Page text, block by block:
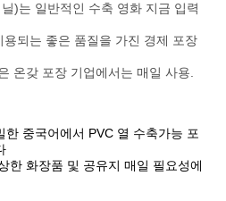
)는 일반적인 수축 영화 지금 입력
되는 좋은 품질을 가진 경제 포장
온갖 포장 기업에서는 매일 사용.
중국어에서 PVC 열 수축가능 포
한 화장품 및 공유지 매일 필요성에